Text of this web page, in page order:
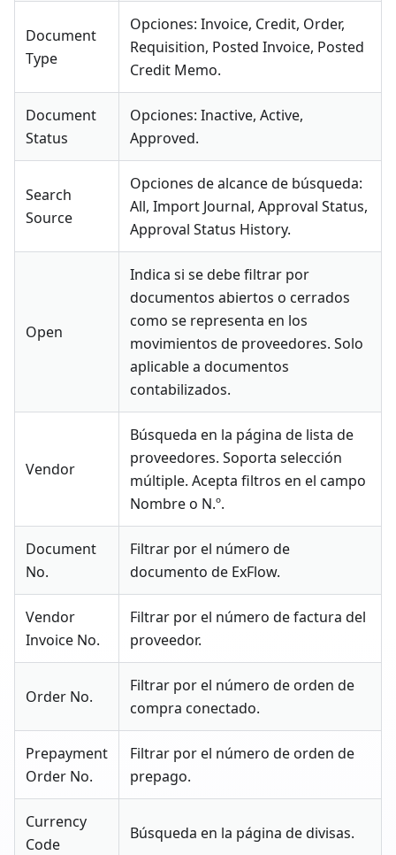
Document
Type
Opciones: Invoice, Credit, Order,
Requisition, Posted Invoice, Posted
Credit Memo.
Document
Status
Opciones: Inactive, Active,
Approved.
Search
Source
Opciones de alcance de búsqueda:
All, Import Journal, Approval Status,
Approval Status History.
Open
Indica si se debe filtrar por
documentos abiertos o cerrados
como se representa en los
movimientos de proveedores. Solo
aplicable a documentos
contabilizados.
Vendor
Búsqueda en la página de lista de
proveedores. Soporta selección
múltiple. Acepta filtros en el campo
Nombre o N.º.
Document
No.
Filtrar por el número de
documento de ExFlow.
Vendor
Invoice No.
Filtrar por el número de factura del
proveedor.
Order No.
Filtrar por el número de orden de
compra conectado.
Prepayment
Order No.
Filtrar por el número de orden de
prepago.
Currency
Code
Búsqueda en la página de divisas.